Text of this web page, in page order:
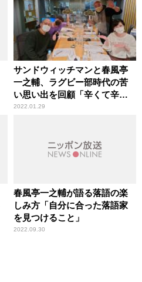
サンドウィッチマンと春風亭
一之輔、ラグビー部時代の苦
い思い出を回顧「辛くて辛く
て……」
2022.01.29
春風亭一之輔が語る落語の楽
しみ方「自分に合った落語家
を見つけること」
2022.09.30